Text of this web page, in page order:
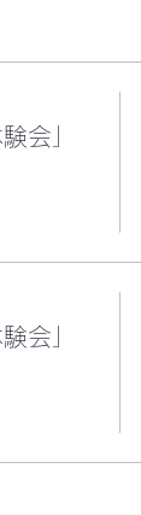
会」
会」